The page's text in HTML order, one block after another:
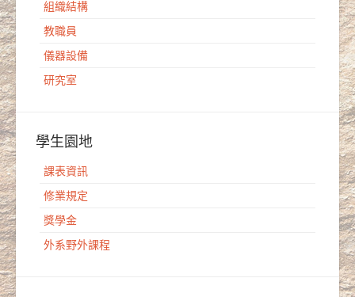
組織結構
教職員
儀器設備
研究室
學生園地
課表資訊
修業規定
獎學金
外系野外課程